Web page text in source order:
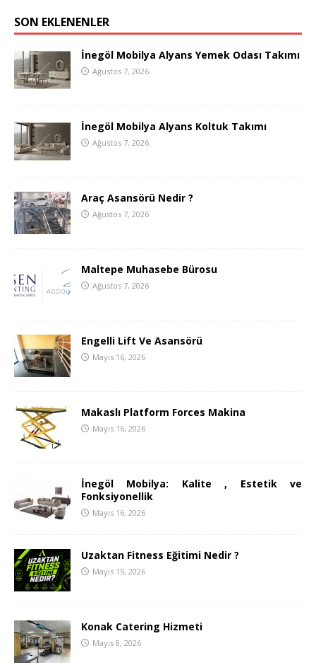
SON EKLENENLER
İnegöl Mobilya Alyans Yemek Odası Takımı
Ağustos 7, 2026
İnegöl Mobilya Alyans Koltuk Takımı
Ağustos 7, 2026
Araç Asansörü Nedir ?
Ağustos 7, 2026
Maltepe Muhasebe Bürosu
Ağustos 7, 2026
Engelli Lift Ve Asansörü
Mayıs 16, 2026
Makaslı Platform Forces Makina
Mayıs 16, 2026
İnegöl Mobilya: Kalite , Estetik ve
Fonksiyonellik
Mayıs 16, 2026
Uzaktan Fitness Eğitimi Nedir ?
Mayıs 15, 2026
Konak Catering Hizmeti
Mayıs 8, 2026